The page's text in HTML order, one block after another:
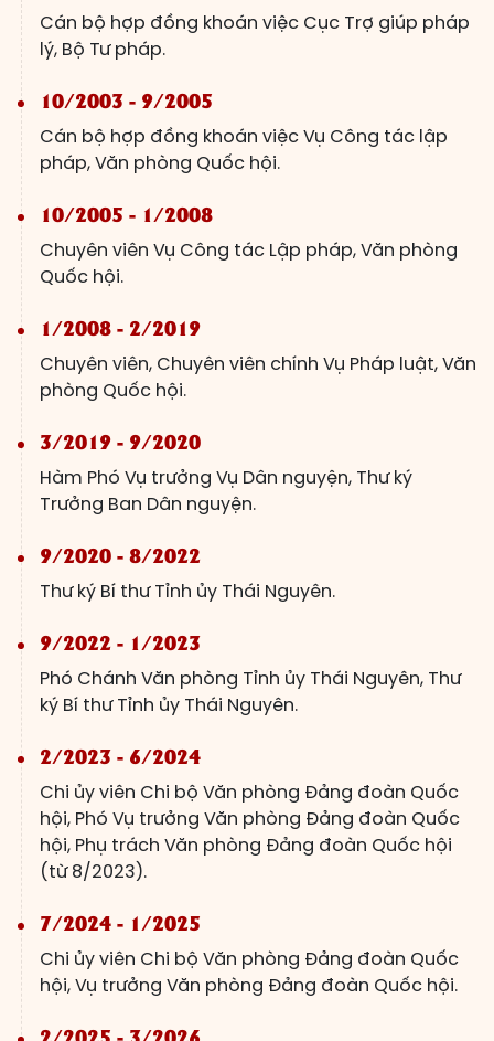
Cán bộ hợp đồng khoán việc Cục Trợ giúp pháp
lý, Bộ Tư pháp.
10/2003 - 9/2005
Cán bộ hợp đồng khoán việc Vụ Công tác lập
pháp, Văn phòng Quốc hội.
10/2005 - 1/2008
Chuyên viên Vụ Công tác Lập pháp, Văn phòng
Quốc hội.
1/2008 - 2/2019
Chuyên viên, Chuyên viên chính Vụ Pháp luật, Văn
phòng Quốc hội.
3/2019 - 9/2020
Hàm Phó Vụ trưởng Vụ Dân nguyện, Thư ký
Trưởng Ban Dân nguyện.
9/2020 - 8/2022
Thư ký Bí thư Tỉnh ủy Thái Nguyên.
9/2022 - 1/2023
Phó Chánh Văn phòng Tỉnh ủy Thái Nguyên, Thư
ký Bí thư Tỉnh ủy Thái Nguyên.
2/2023 - 6/2024
Chi ủy viên Chi bộ Văn phòng Đảng đoàn Quốc
hội, Phó Vụ trưởng Văn phòng Đảng đoàn Quốc
hội, Phụ trách Văn phòng Đảng đoàn Quốc hội
(từ 8/2023).
7/2024 - 1/2025
Chi ủy viên Chi bộ Văn phòng Đảng đoàn Quốc
hội, Vụ trưởng Văn phòng Đảng đoàn Quốc hội.
2/2025 - 3/2026